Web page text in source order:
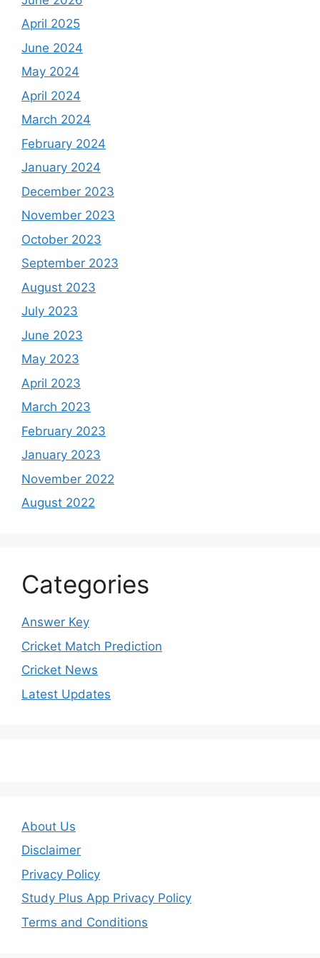
April 2025
June 2024
May 2024
April 2024
March 2024
February 2024
January 2024
December 2023
November 2023
October 2023
September 2023
August 2023
July 2023
June 2023
May 2023
April 2023
March 2023
February 2023
January 2023
November 2022
August 2022
Categories
Answer Key
Cricket Match Prediction
Cricket News
Latest Updates
About Us
Disclaimer
Privacy Policy
Study Plus App Privacy Policy
Terms and Conditions